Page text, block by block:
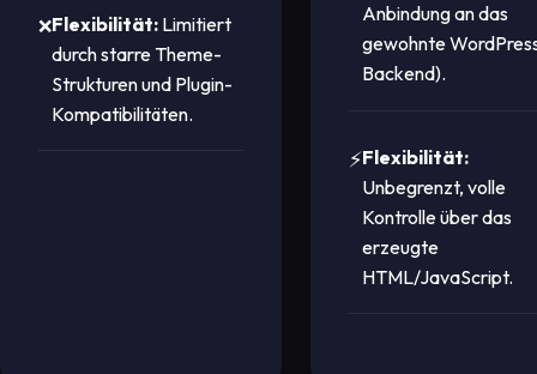
Flexibilität: Limitiert
durch starre Theme-
Strukturen und Plugin-
Kompatibilitäten.
Anbindung an das
gewohnte
Backend).
Flexibilität:
Unbegrenzt, volle
Kontrolle über das
erzeugte
HTML/JavaScript.